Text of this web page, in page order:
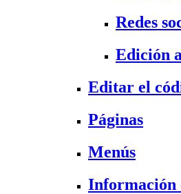
Redes
Edición
Editar el
Páginas
Menús
Información